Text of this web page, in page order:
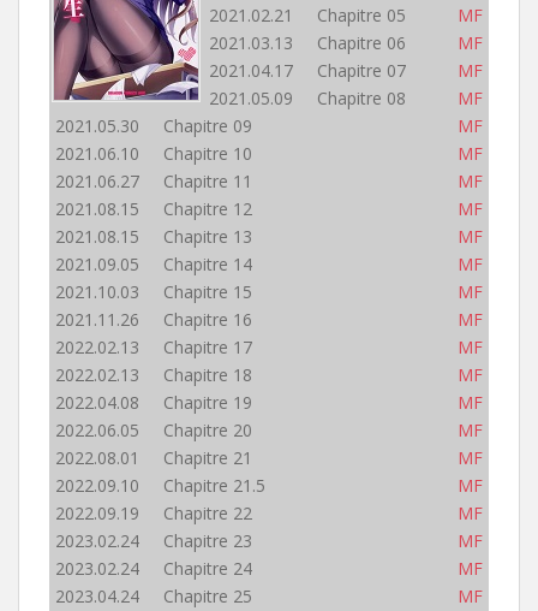
2021.02.21 Chapitre 05
MF
2021.03.13 Chapitre 06
MF
2021.04.17 Chapitre 07
MF
2021.05.09 Chapitre 08
MF
2021.05.30 Chapitre 09
MF
2021.06.10 Chapitre 10
MF
2021.06.27 Chapitre 11
MF
2021.08.15 Chapitre 12
MF
2021.08.15 Chapitre 13
MF
2021.09.05 Chapitre 14
MF
2021.10.03 Chapitre 15
MF
2021.11.26 Chapitre 16
MF
2022.02.13 Chapitre 17
MF
2022.02.13 Chapitre 18
MF
2022.04.08 Chapitre 19
MF
2022.06.05 Chapitre 20
MF
2022.08.01 Chapitre 21
MF
2022.09.10 Chapitre 21.5
MF
2022.09.19 Chapitre 22
MF
2023.02.24 Chapitre 23
MF
2023.02.24 Chapitre 24
MF
2023.04.24 Chapitre 25
MF